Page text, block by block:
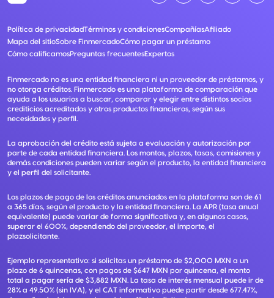
Política de privacidadTérminos y condicionesCompañíasAfiliado
Mapa del sitioSobre FinmercadoCómo pagar un préstamo
Cómo calificamosPreguntas frecuentesExpertos
Finmercado no es una entidad financiera ni un proveedor de préstamos, y
no otorga créditos. Finmercado es una plataforma de comparación que
ayuda a los usuarios a buscar, comparar y elegir entre distintos socios
crediticios acreditados y otros productos financieros, según sus
necesidades y perfil.
La aprobación del crédito está sujeta a evaluación y autorización por
parte de cada entidad financiera. Los montos, plazos, tasas, comisiones y
demás condiciones pueden variar según el producto, la entidad financiera
y el perfil del solicitante.
Los plazos de pago de los créditos anunciados en la plataforma son de 61
a 365 días, según el producto y la entidad financiera. La APR (tasa anual
equivalente) puede variar de forma significativa y, en algunos casos,
superar el 600%, dependiendo del proveedor, el importe, el
plazsolicitante.
Ejemplo representativo: si solicitas un préstamo de $2,000 MXN a un
plazo de 6 quincenas, con pagos de $647 MXN por quincena, el monto
total a pagar sería de $3,882 MXN. La tasa de interés mensual puede ir de
28% a 49.50% (sin IVA), y el CAT informativo puede partir desde 677.47%,